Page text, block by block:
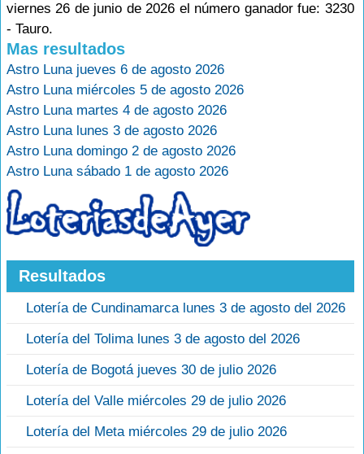
viernes 26 de junio de 2026 el número ganador fue: 3230
- Tauro.
Mas resultados
Astro Luna jueves 6 de agosto 2026
Astro Luna miércoles 5 de agosto 2026
Astro Luna martes 4 de agosto 2026
Astro Luna lunes 3 de agosto 2026
Astro Luna domingo 2 de agosto 2026
Astro Luna sábado 1 de agosto 2026
Resultados
Lotería de Cundinamarca lunes 3 de agosto del 2026
Lotería del Tolima lunes 3 de agosto del 2026
Lotería de Bogotá jueves 30 de julio 2026
Lotería del Valle miércoles 29 de julio 2026
Lotería del Meta miércoles 29 de julio 2026